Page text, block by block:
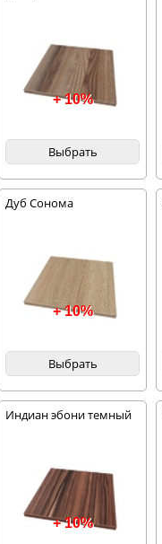
+ 10%
Выбрать
Дуб Сонома
+ 10%
Выбрать
Индиан эбони темный
+ 10%